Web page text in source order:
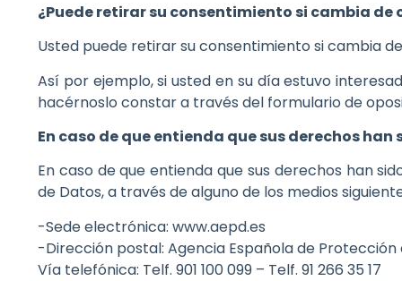
¿Puede retirar su consentimiento si cambia
Usted puede retirar su consentimiento si cambia
Así por ejemplo, si usted en su día estuvo
hacérnoslo constar a través del formulario de
En caso de que entienda que sus derechos
En caso de que entienda que sus derechos han
de Datos, a través de alguno de los medios
-Sede electrónica: www.aepd.es
-Dirección postal: Agencia Española de
Vía telefónica: Telf. 901 100 099 – Telf. 91 266 35 17